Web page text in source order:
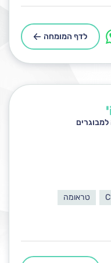
לדף המומחה
למבוגרים
טראומה